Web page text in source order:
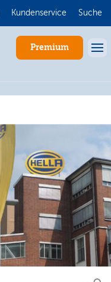
Kundenservice Suche
Premium